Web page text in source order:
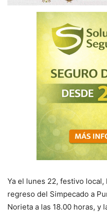
Ya el lunes 22, festivo
regreso del Simpecado a
Norieta a las 18.00 horas, y